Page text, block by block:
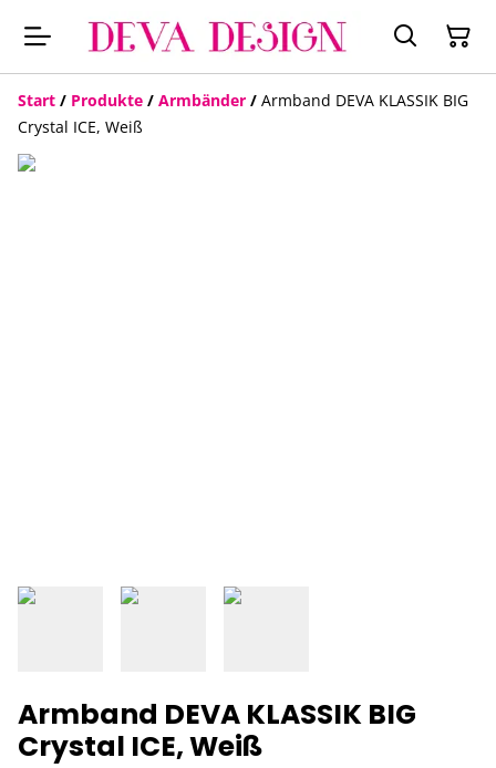
Start / Produkte / Armbänder / Armband DEVA KLASSIK BIG
Crystal ICE, Weiß
Armband DEVA KLASSIK BIG
Crystal ICE, Weiß